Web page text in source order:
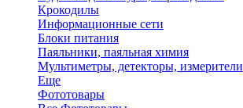
Крокодилы
Информационные сети
Блоки питания
Паяльники, паяльная химия
Мультиметры, детекторы, измерители
Еще
Фототовары